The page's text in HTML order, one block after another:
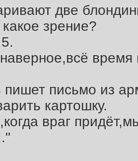
две
зрение?
письмо из
картошку.
враг